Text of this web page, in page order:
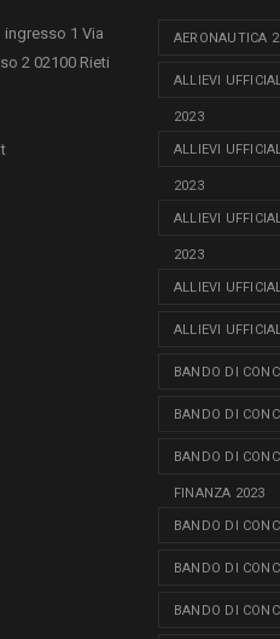
ingresso 1 Via
2 02100 Rieti
AERONAUTICA
ALLIEVI
2023
ALLIEVI
2023
ALLIEVI
2023
ALLIEVI
ALLIEVI
BANDO DI
BANDO DI
BANDO DI
FINANZA 2023
BANDO DI
BANDO DI
BANDO DI